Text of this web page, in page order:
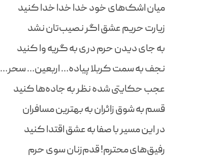
میان اشک‌های خود خدا خدا خدا کنید
زیارت حریم عشق اگر نصیب‌تان نشد
به جای دیدن حرم دری به گریه وا کنید
نجف به سمت کربلا پیاده… اربعین… سحر…
عجب حکایتی شده نظر به جاده‌ها کنید
قسم به شوق زائران به بهترین مسافران
در این مسیر با صفا به عشق اقتدا کنید
رفیق‌های محترم! قدم‌زنان سوی حرم